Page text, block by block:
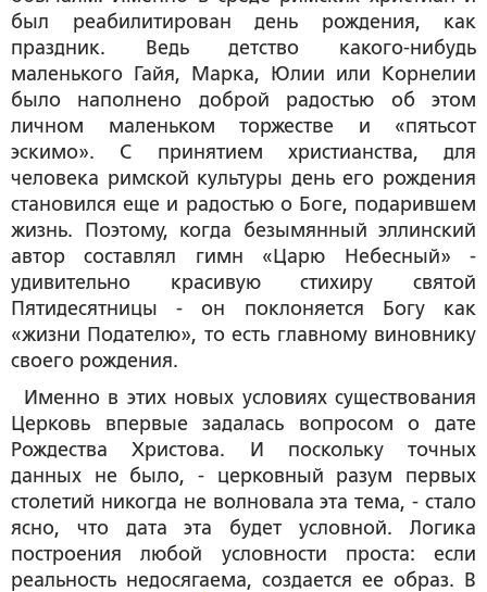
был реабилитирован день рождения, как
праздник. Ведь детство какого-нибудь
маленького Гайя, Марка, Юлии или Корнелии
было наполнено доброй радостью об этом
личном маленьком торжестве и «пятьсот
эскимо». С принятием христианства, для
человека римской культуры день его рождения
становился еще и радостью о Боге, подарившем
жизнь. Поэтому, когда безымянный эллинский
автор составлял гимн «Царю Небесный» -
удивительно красивую стихиру святой
Пятидесятницы - он поклоняется Богу как
«жизни Подателю», то есть главному виновнику
своего рождения.
Именно в этих новых условиях существования
Церковь впервые задалась вопросом о дате
Рождества Христова. И поскольку точных
данных не было, - церковный разум первых
столетий никогда не волновала эта тема, - стало
ясно, что дата эта будет условной. Логика
построения любой условности проста: если
реальность недосягаема, создается ее образ. В